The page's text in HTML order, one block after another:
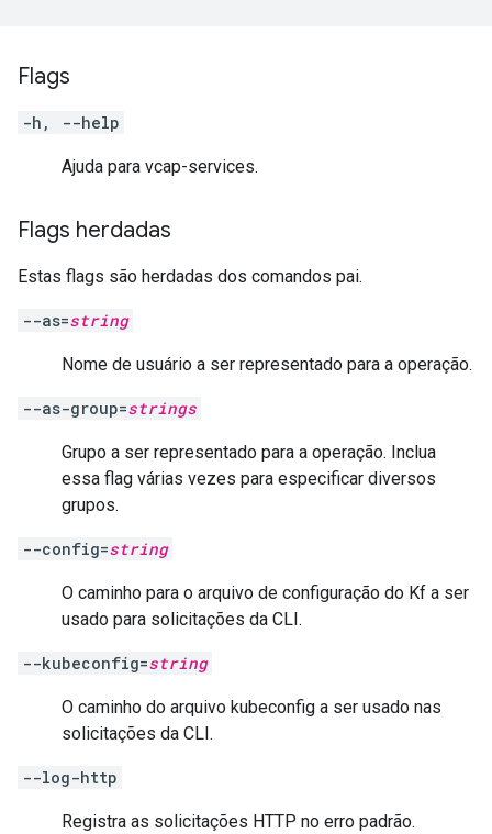
Flags
-h, --help
Ajuda para vcap-services.
Flags herdadas
Estas flags são herdadas dos comandos pai.
--as=string
Nome de usuário a ser representado para a operação.
--as-group=strings
Grupo a ser representado para a operação. Inclua
essa flag várias vezes para especificar diversos
grupos.
--config=string
O caminho para o arquivo de configuração do Kf a ser
usado para solicitações da CLI.
--kubeconfig=string
O caminho do arquivo kubeconfig a ser usado nas
solicitações da CLI.
--log-http
Registra as solicitações HTTP no erro padrão.